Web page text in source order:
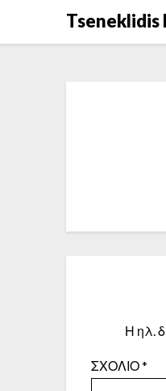
Η ηλ.
ΣΧΌΛΙΟ*